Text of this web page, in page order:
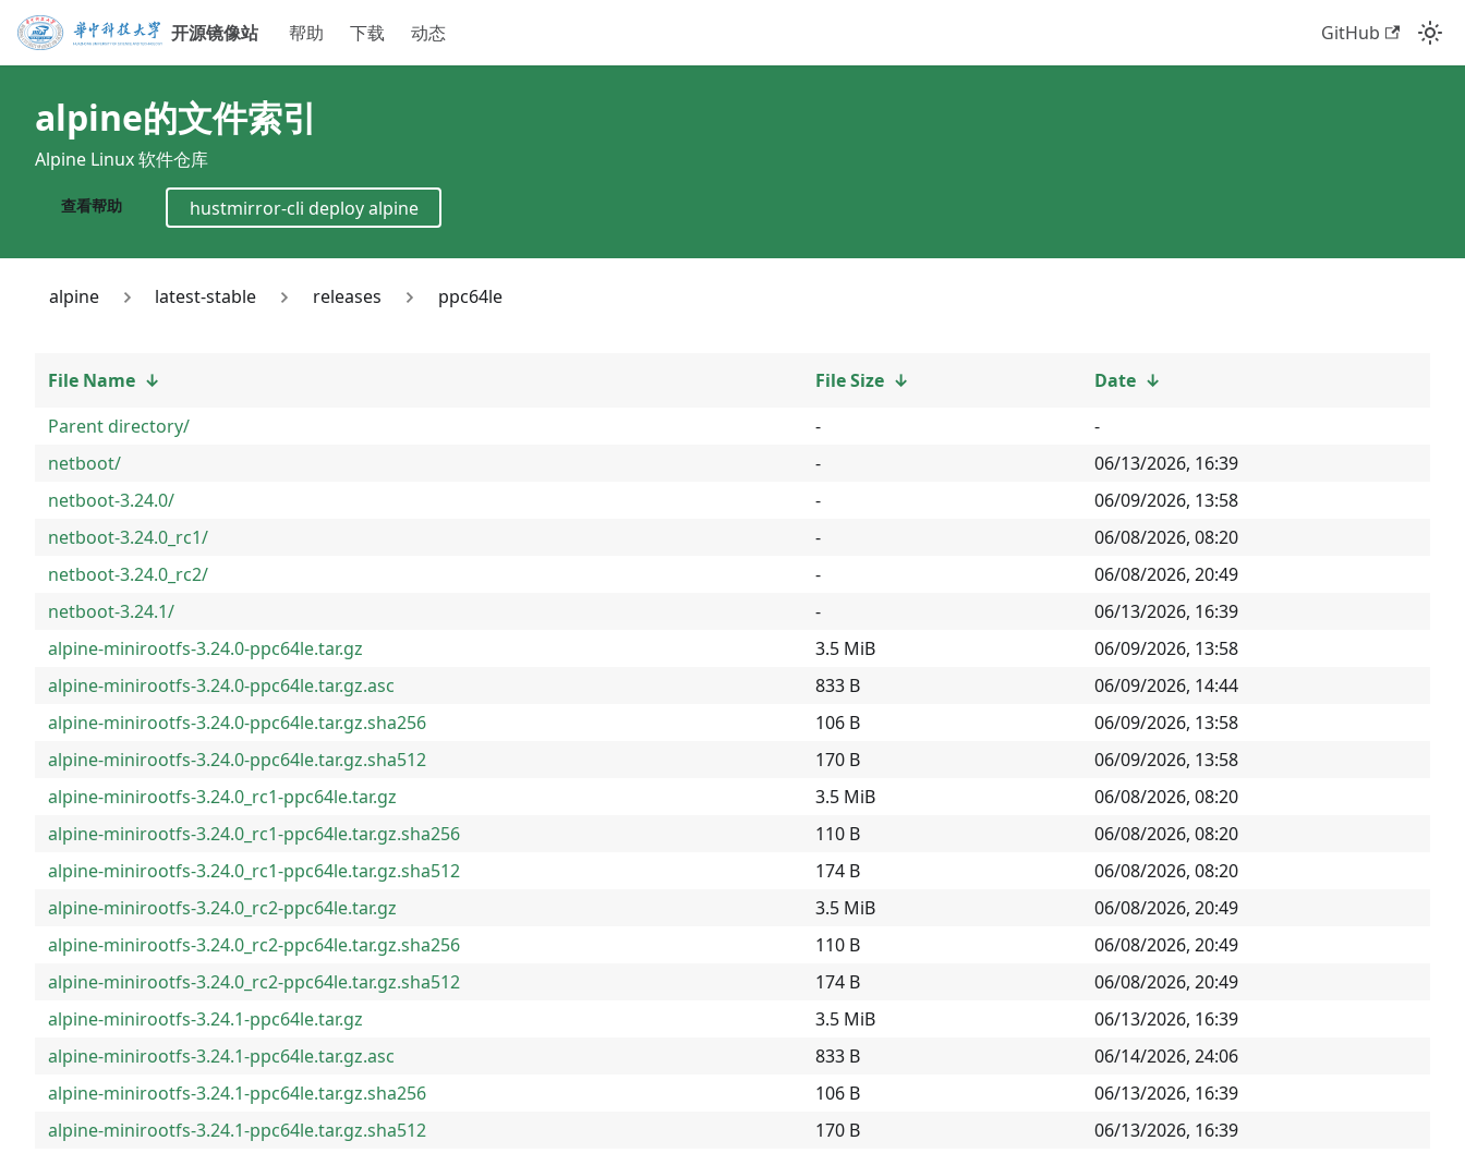
开源镜像站 帮助 下载 动态 GitHub
alpine的文件索引
Alpine Linux 软件仓库
查看帮助 hustmirror-cli deployalpine
alpine latest-stable releases ppc64le
File Name ↓ File Size ↓ Date ↓
Parent directory/
-
-
netboot/
-
06/13/2026, 16:39
netboot-3.24.0/
-
06/09/2026, 13:58
netboot-3.24.0_rc1/
-
06/08/2026, 08:20
netboot-3.24.0_rc2/
-
06/08/2026, 20:49
netboot-3.24.1/
-
06/13/2026, 16:39
alpine-minirootfs-3.24.0-ppc64le.tar.gz
3.5 MiB
06/09/2026, 13:58
alpine-minirootfs-3.24.0-ppc64le.tar.gz.asc
833 B
06/09/2026, 14:44
alpine-minirootfs-3.24.0-ppc64le.tar.gz.sha256
106 B
06/09/2026, 13:58
alpine-minirootfs-3.24.0-ppc64le.tar.gz.sha512
170 B
06/09/2026, 13:58
alpine-minirootfs-3.24.0_rc1-ppc64le.tar.gz
3.5 MiB
06/08/2026, 08:20
alpine-minirootfs-3.24.0_rc1-ppc64le.tar.gz.sha256
110 B
06/08/2026, 08:20
alpine-minirootfs-3.24.0_rc1-ppc64le.tar.gz.sha512
174 B
06/08/2026, 08:20
alpine-minirootfs-3.24.0_rc2-ppc64le.tar.gz
3.5 MiB
06/08/2026, 20:49
alpine-minirootfs-3.24.0_rc2-ppc64le.tar.gz.sha256
110 B
06/08/2026, 20:49
alpine-minirootfs-3.24.0_rc2-ppc64le.tar.gz.sha512
174 B
06/08/2026, 20:49
alpine-minirootfs-3.24.1-ppc64le.tar.gz
3.5 MiB
06/13/2026, 16:39
alpine-minirootfs-3.24.1-ppc64le.tar.gz.asc
833 B
06/14/2026, 24:06
alpine-minirootfs-3.24.1-ppc64le.tar.gz.sha256
106 B
06/13/2026, 16:39
alpine-minirootfs-3.24.1-ppc64le.tar.gz.sha512
170 B
06/13/2026, 16:39